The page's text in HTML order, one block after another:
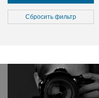
Культура
Медицина
Окружающая среда
Политика
Правосудие
Сбросить фильтр